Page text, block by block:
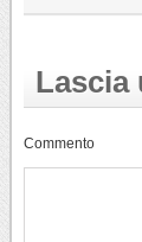
Lascia
Commento